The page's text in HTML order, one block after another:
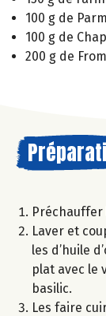
100 g de
100 g de
200 g de
Préchauffer
Laver et
les d’huile
plat avec le
basilic.
Les faire